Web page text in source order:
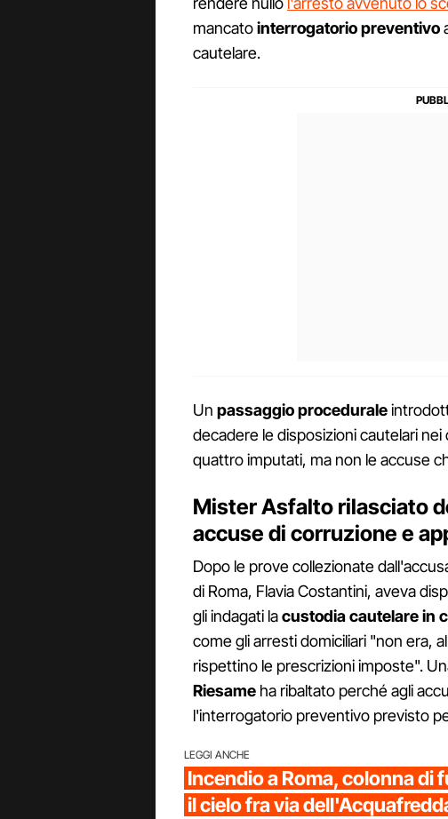
mancatointerrogatorio preventivo
cautelare.
Un passaggio procedurale
decadere le disposizioni cautelari
quattro imputati, ma non le accuse
Mister Asfalto rilasciato
accuse di corruzione e
Dopo le prove collezionate
di Roma, Flavia Costantini, aveva
gli indagati lacustodia cautelare in
come gli arresti domiciliari "non era,
rispettino le prescrizioni imposte".
Riesame ha ribaltato perché agli
l'interrogatorio preventivo previsto
LEGGI ANCHE
Incendio a Roma, colonna di
il cielo fra via